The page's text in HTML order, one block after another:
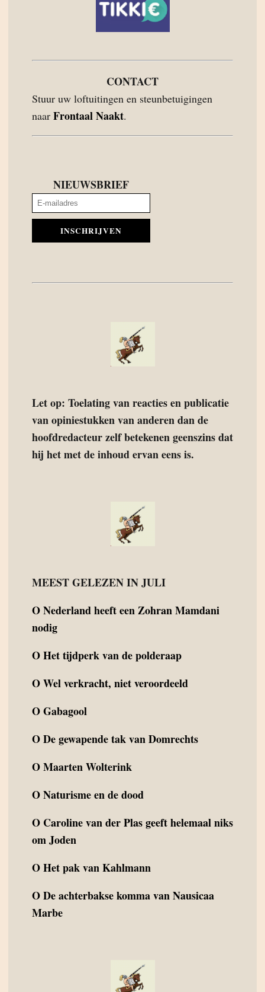
CONTACT
Stuur uw loftuitingen en steunbetuigingen
naar Frontaal Naakt.
NIEUWSBRIEF
INSCHRIJVEN
Let op: Toelating van reacties en publicatie
van opiniestukken van anderen dan de
hoofdredacteur zelf betekenen geenszins dat
hij het met de inhoud ervan eens is.
MEEST GELEZEN IN JULI
ONederland heeft een Zohran Mamdani
nodig
OHet tijdperk van de polderaap
OWel verkracht, niet veroordeeld
OGabagool
ODe gewapende tak van Domrechts
OMaarten Wolterink
ONaturisme en de dood
O Caroline van der Plas geeft helemaal niks
om Joden
OHet pak van Kahlmann
ODe achterbakse komma van Nausicaa
Marbe